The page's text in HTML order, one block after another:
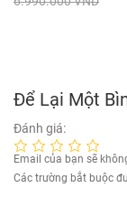
Để Lại Một
Đánh giá:
Email của bạn sẽ
Các trường bắt buộc